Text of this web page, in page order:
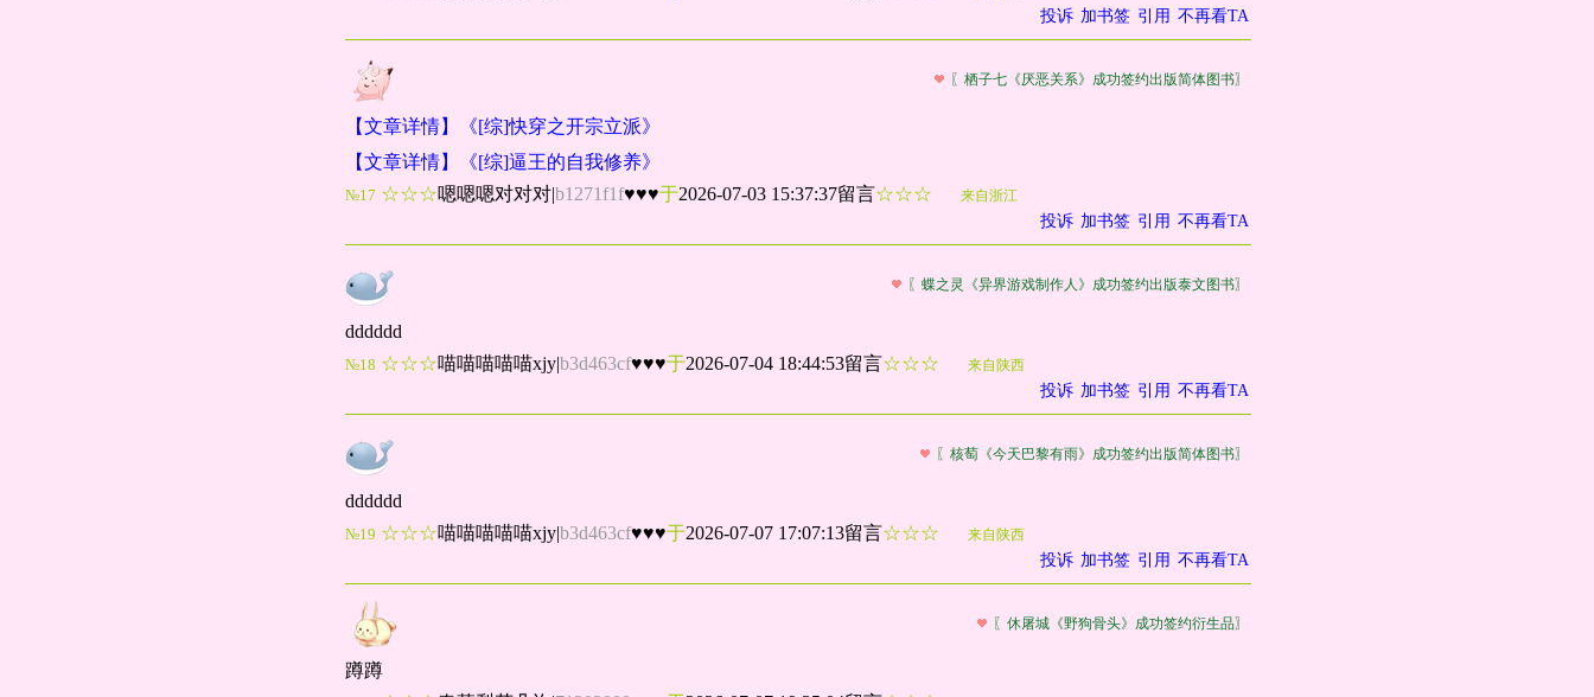
投诉 加书签 引用 不再看TA
〖栖子七《厌恶关系》成功签约出版简体图书〗
【文章详情】《[综]快穿之开宗立派》
【文章详情】《[综]逼王的自我修养》
№17 ☆☆☆嗯嗯嗯对对对|b1271f1f♥♥♥于2026-07-03 15:37:37留言☆☆☆ 来自浙江
投诉 加书签 引用 不再看TA
〖蝶之灵《异界游戏制作人》成功签约出版泰文图书〗
dddddd
№18 ☆☆☆喵喵喵喵喵xjy|b3d463cf♥♥♥于2026-07-04 18:44:53留言☆☆☆ 来自陕西
投诉 加书签 引用 不再看TA
〖核萄《今天巴黎有雨》成功签约出版简体图书〗
dddddd
№19 ☆☆☆喵喵喵喵喵xjy|b3d463cf♥♥♥于2026-07-07 17:07:13留言☆☆☆ 来自陕西
投诉 加书签 引用 不再看TA
〖休屠城《野狗骨头》成功签约衍生品〗
蹲蹲